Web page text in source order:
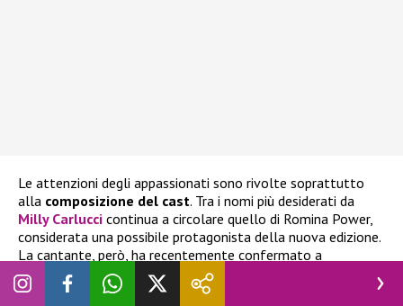
Le attenzioni degli appassionati sono rivolte soprattutto
alla composizione del cast. Tra i nomi più desiderati da
Milly Carlucci continua a circolare quello di Romina Power,
considerata una possibile protagonista della nuova edizione.
La cantante, però, ha recentemente confermato a
SuperGuida TVla propria volontà di non partecipare al
programma, spegnendo così le aspettative di chi sperava di